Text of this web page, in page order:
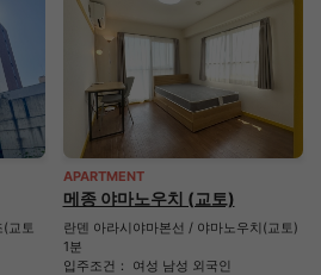
(교토
APARTMENT
메종 야마노우치 (교토)
란덴 아라시야마본선 / 야마노우치(교토)
1분
입주조건： 여성 남성 외국인